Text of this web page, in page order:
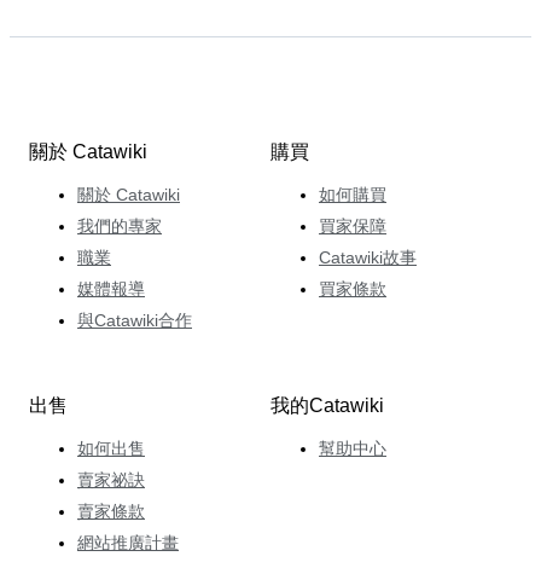
關於 Catawiki
關於 Catawiki
我們的專家
職業
媒體報導
與Catawiki合作
購買
如何購買
買家保障
Catawiki故事
買家條款
出售
如何出售
賣家祕訣
賣家條款
網站推廣計畫
我的Catawiki
幫助中心